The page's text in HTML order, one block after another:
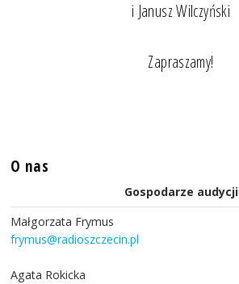
i Janusz Wilczyński
Zapraszamy!
O nas
Gospodarze audycji
Małgorzata Frymus
frymus@radioszczecin.pl
Agata Rokicka